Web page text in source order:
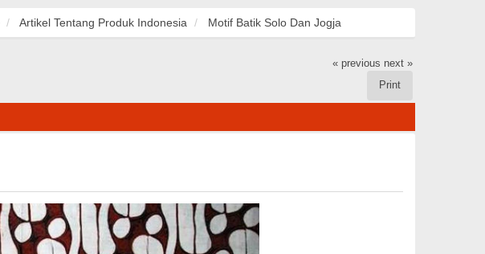
Artikel Tentang Produk Indonesia Motif Batik Solo Dan Jogja
« previous next »
Print